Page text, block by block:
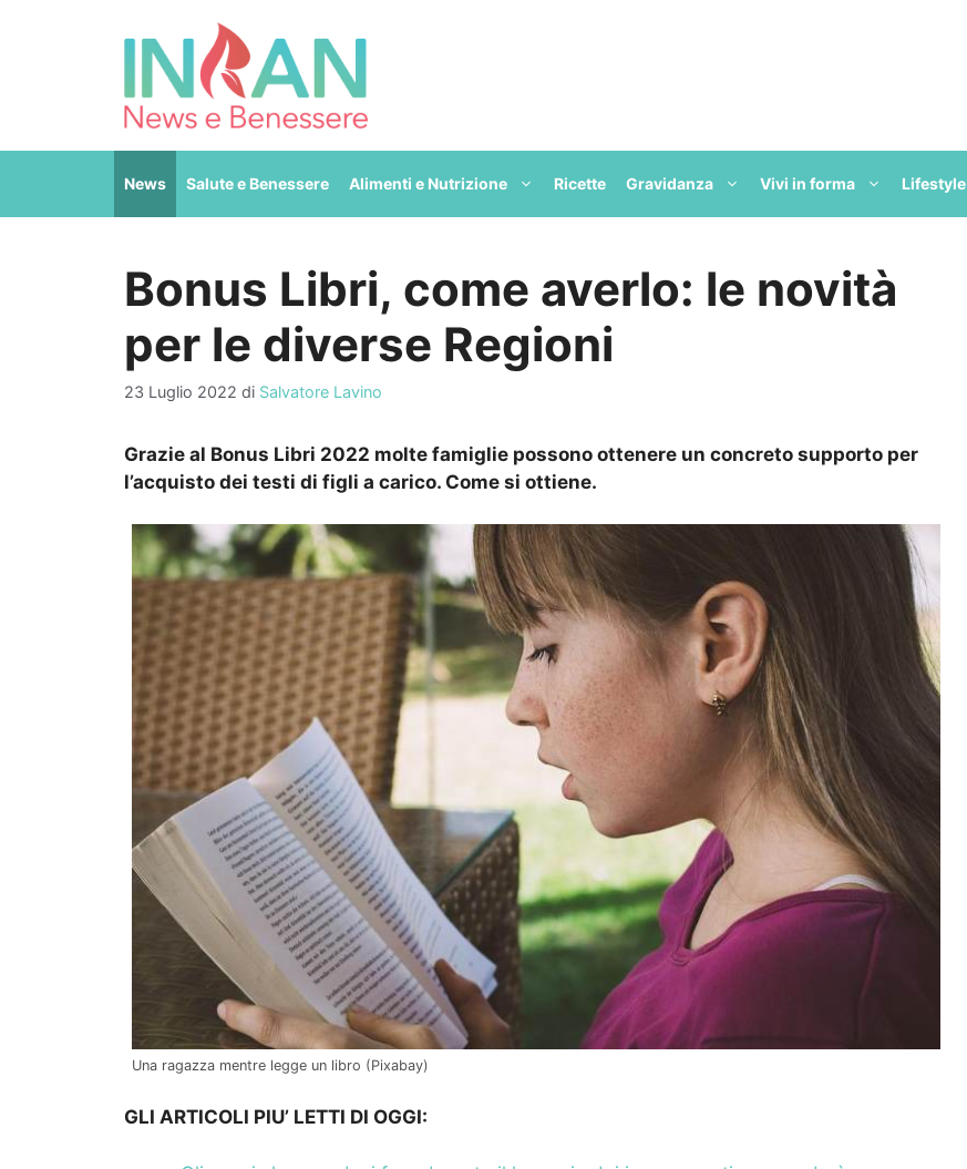
News Salute e Benessere Alimenti e Nutrizione Ricette Gravidanza Vivi in forma Lifestyle
Bonus Libri, come averlo: le novità
per le diverse Regioni
23 Luglio 2022 di Salvatore Lavino
Grazie al Bonus Libri 2022 molte famiglie possono ottenere un concreto supporto per
l’acquisto dei testi di figli a carico. Come si ottiene.
Una ragazza mentre legge un libro (Pixabay)
GLI ARTICOLI PIU’ LETTI DI OGGI: